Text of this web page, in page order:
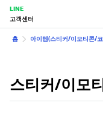
LINE
고객센터
홈 아이템(스티커/이모티콘/
스티커/이모